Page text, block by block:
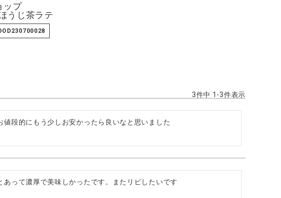
ップ
うじ茶ラテ
3件中 1 -3件表示
段的にもう少しお安かったら良いなと思いました
って濃厚で美味しかったです。またリピしたいです